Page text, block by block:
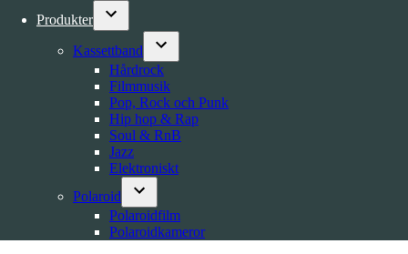
Produkter
Open
dropdown
menu
Kassettband
Open
dropdown
menu
Hårdrock
Filmmusik
Pop, Rock och Punk
Hip hop & Rap
Soul & RnB
Jazz
Elektroniskt
Polaroid
Open
dropdown
menu
Polaroidfilm
Polaroidkameror